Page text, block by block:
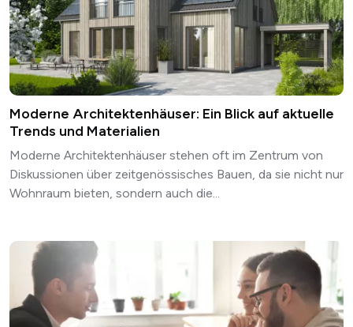
Moderne Architektenhäuser: Ein Blick auf aktuelle
Trends und Materialien
Moderne Architektenhäuser stehen oft im Zentrum von
Diskussionen über zeitgenössisches Bauen, da sie nicht nur
Wohnraum bieten, sondern auch die...